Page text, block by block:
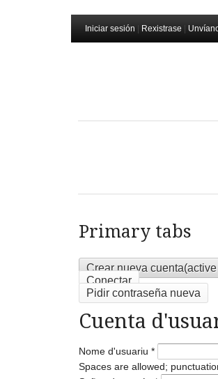
Iniciar sesión Rexistrase
Primary tabs
Crear nueva cuenta
Conectar
Pidir contraseña nueva
Cuenta
Nome d'usuariu *
Spaces are allowed;